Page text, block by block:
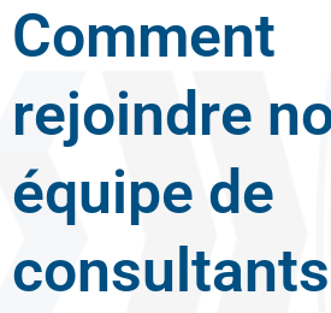
Comment
rejoindre
équipe de